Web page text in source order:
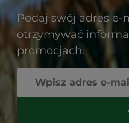
Podaj swój adres e-
otrzymywać
promocjach.